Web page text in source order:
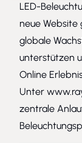
LED-
neue Website
globale
unterstützen
Online
Unter
zentrale